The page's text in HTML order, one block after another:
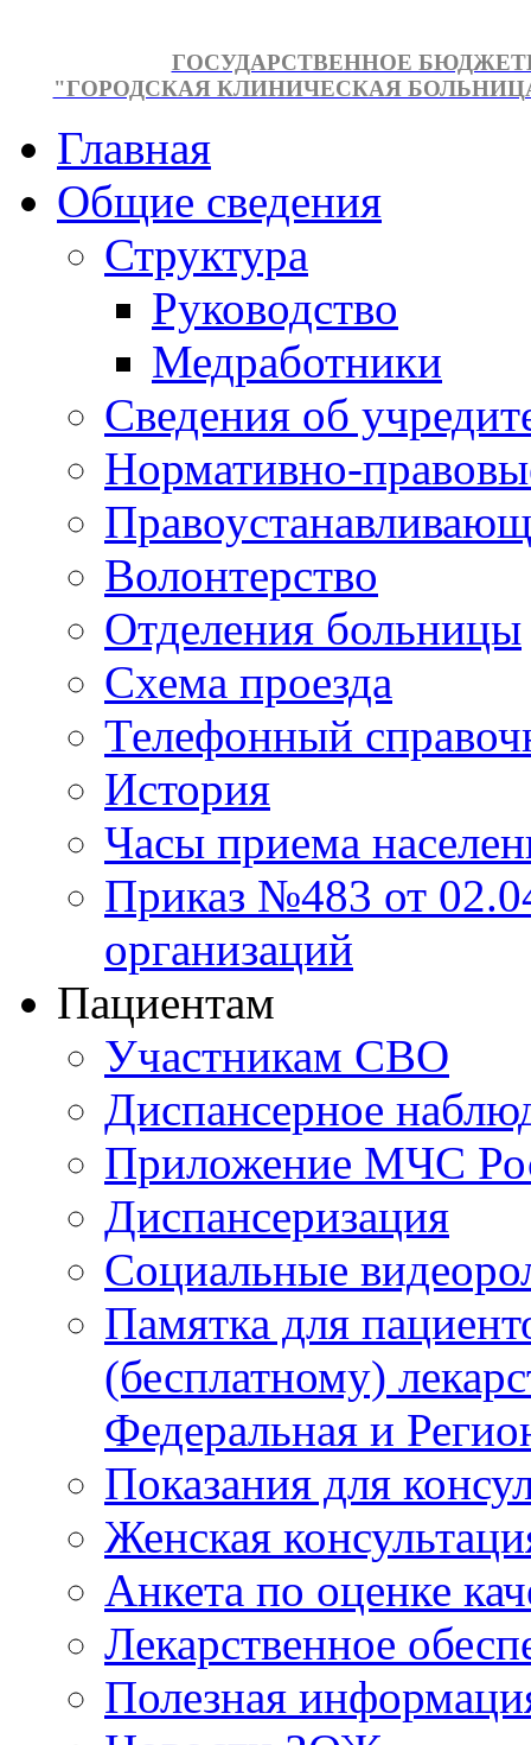
ГОСУДАРСТВЕННОЕ
"ГОРОДСКАЯ КЛИНИЧЕСКАЯ
Главная
Общие сведения
Структура
Руководство
Медработники
Сведения об
Нормативно-
Волонтерство
Отделения больницы
Схема проезда
Телефонный
История
Часы приема
Приказ №483 от
организаций
Пациентам
Участникам СВО
Диспансерное
Приложение МЧС
Диспансеризация
Социальные
Памятка для
(бесплатному)
Федеральная и
Показания для
Женская
Анкета по оценке
Лекарственное
Полезная